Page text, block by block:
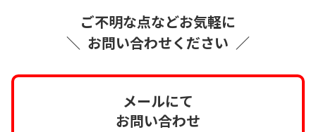
＼
ご不明な点などお気軽に
お問い合わせください ／
メールにて
お問い合わせ